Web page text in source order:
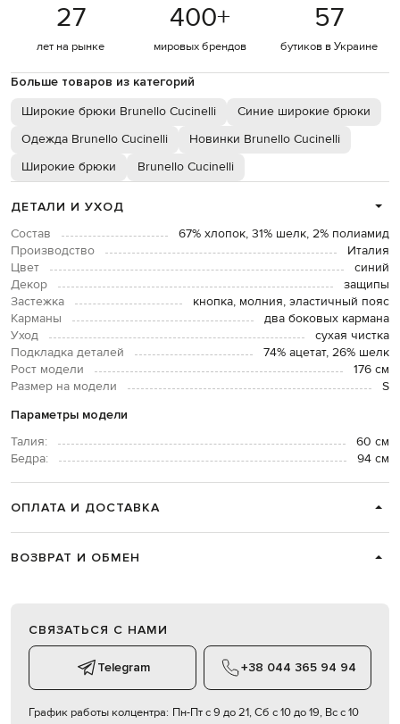
27
лет на рынке
400+
мировых брендов
57
бутиков в Украине
Больше товаров из категорий
Широкие брюки Brunello Cucinelli
Синие широкие брюки
Одежда Brunello Cucinelli
Новинки Brunello Cucinelli
Широкие брюки
Brunello Cucinelli
ДЕТАЛИ И УХОД
Состав
67% хлопок, 31% шелк, 2% полиамид
Производство
Италия
Цвет
синий
Декор
защипы
Застежка
кнопка, молния, эластичный пояс
Карманы
два боковых кармана
Уход
сухая чистка
Подкладка деталей
74% ацетат, 26% шелк
Рост модели
176 см
Размер на модели
S
Параметры модели
Талия:
60 см
Бедра:
94 см
ОПЛАТА И ДОСТАВКА
ВОЗВРАТ И ОБМЕН
СВЯЗАТЬСЯ С НАМИ
Telegram +38 044 365 94 94
График работы колцентра: Пн-Пт с 9 до 21, Сб с 10 до 19, Вс с 10